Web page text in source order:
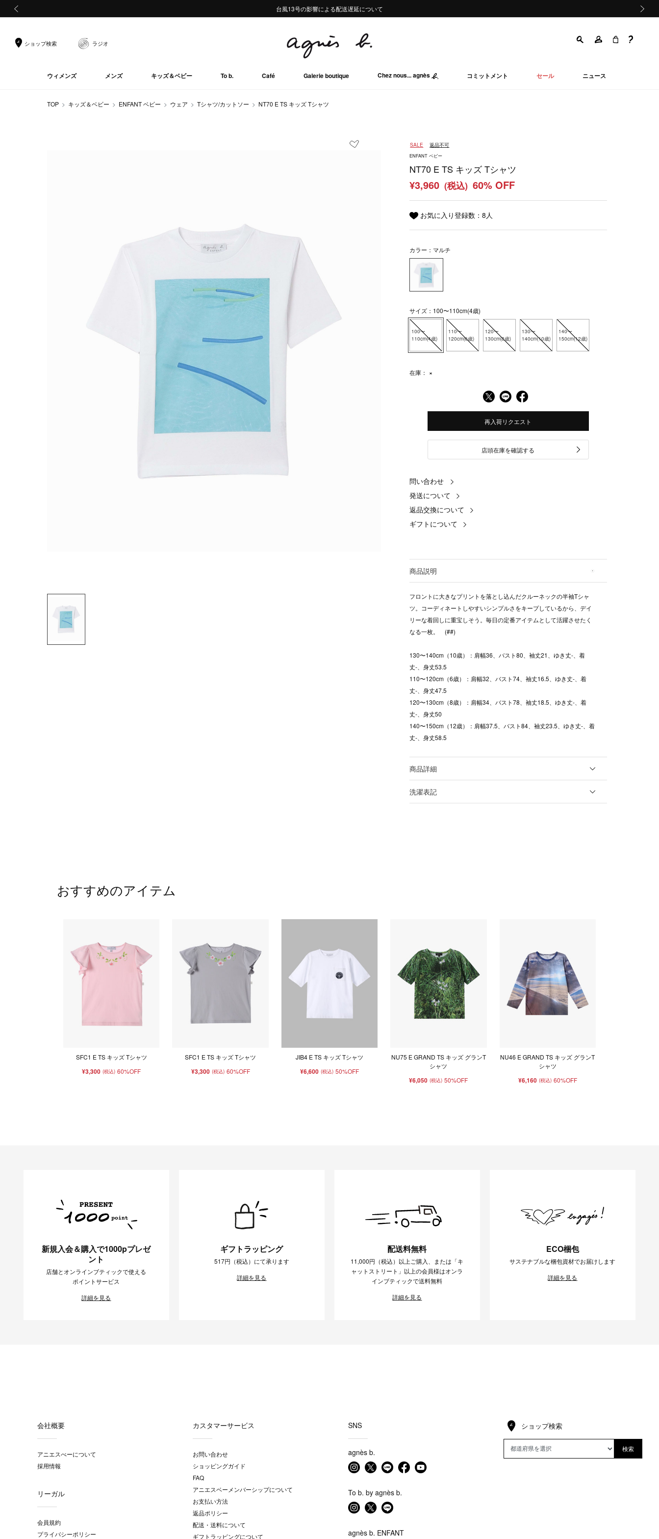
熊本地域地震の影響による配送遅延について
Summer Sale 2buy10%OFF!!
台風13号の影響による配送遅延について
熊本地域地震の影響による配送遅延について
Summer Sale 2buy10%OFF!!
ショップ検索 ラジオ
ウィメンズ メンズ キッズ＆ベビー To b. Café Galerie boutique Chez nous... agnès コミットメント セール ニュース
TOP キッズ＆ベビー ENFANT ベビー ウェア Tシャツ/カットソー NT70 E TS キッズ Tシャツ
SALE 返品不可
ENFANT ベビー
NT70 E TS キッズ Tシャツ
¥3,960 (税込) 60% OFF
お気に入り登録数：8人
カラー：マルチ
サイズ：100〜110cm(4歳)
100〜
110cm(4歳)
110〜
120cm(6歳)
120〜
130cm(8歳)
130〜
140cm(10歳)
140〜
150cm(12歳)
在庫： ×
再入荷リクエスト
店頭在庫を確認する
問い合わせ
発送について
返品交換について
ギフトについて
商品説明
フロントに大きなプリントを落とし込んだクルーネックの半袖Tシャ
ツ。コーディネートしやすいシンプルさをキープしているから、デイ
リーな着回しに重宝しそう。毎日の定番アイテムとして活躍させたく
なる一枚。 (##)
130〜140cm（10歳）：肩幅36、バスト80、袖丈21、ゆき丈-、着
丈-、身丈53.5
110〜120cm（6歳）：肩幅32、バスト74、袖丈16.5、ゆき丈-、着
丈-、身丈47.5
120〜130cm（8歳）：肩幅34、バスト78、袖丈18.5、ゆき丈-、着
丈-、身丈50
140〜150cm（12歳）：肩幅37.5、バスト84、袖丈23.5、ゆき丈-、着
丈-、身丈58.5
商品詳細
洗濯表記
おすすめのアイテム
SFC1 E TS キッズ Tシャツ
¥3,300 (税込) 60%OFF
SFC1 E TS キッズ Tシャツ
¥3,300 (税込) 60%OFF
JIB4 E TS キッズ Tシャツ
¥6,600 (税込) 50%OFF
NU75 E GRAND TS キッズ グランT
シャツ
¥6,050 (税込) 50%OFF
NU46 E GRAND TS キッズ グランT
シャツ
¥6,160 (税込) 60%OFF
新規入会＆購入で1000pプレゼ
ント
店舗とオンラインブティックで使える
ポイントサービス
詳細を見る
ギフトラッピング
517円（税込）にて承ります
詳細を見る
配送料無料
11,000円（税込）以上ご購入、または「キ
ャットストリート」以上の会員様はオンラ
インブティックで送料無料
詳細を見る
ECO梱包
サステナブルな梱包資材でお届けします
詳細を見る
会社概要
アニエスべーについて
採用情報
リーガル
会員規約
プライバシーポリシー
カスタマーサービス
お問い合わせ
ショッピングガイド
FAQ
アニエスベーメンバーシップについて
お支払い方法
返品ポリシー
配送・送料について
ギフトラッピングについて
SNS
agnès b.
To b. by agnès b.
agnès b. ENFANT
ショップ検索
検索